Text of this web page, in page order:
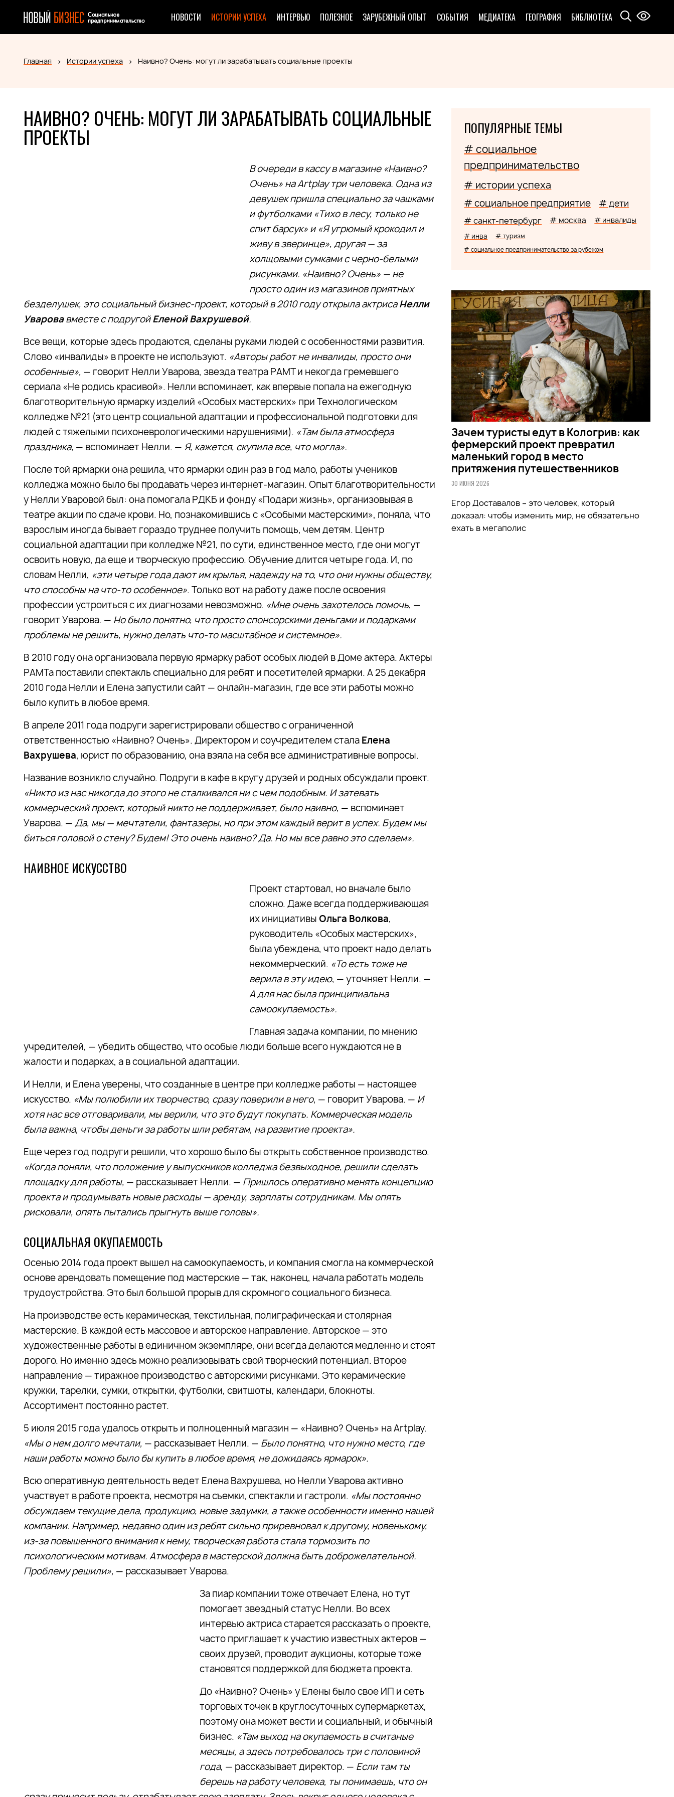
НОВОСТИ ИСТОРИИ УСПЕХА ИНТЕРВЬЮ ПОЛЕЗНОЕ ЗАРУБЕЖНЫЙ ОПЫТ СОБЫТИЯ МЕДИАТЕКА ГЕОГРАФИЯ БИБЛИОТЕКА
Главная Истории успеха Наивно? Очень: могут ли зарабатывать социальные проекты
НАИВНО? ОЧЕНЬ: МОГУТ ЛИ ЗАРАБАТЫВАТЬ СОЦИАЛЬНЫЕ
ПРОЕКТЫ
В очереди в кассу в магазине «Наивно?
Очень» на Artplay три человека. Одна из
девушек пришла специально за чашками
и футболками «Тихо в лесу, только не
спит барсук» и «Я угрюмый крокодил и
живу в зверинце», другая — за
холщовыми сумками с черно-белыми
рисунками. «Наивно? Очень» — не
просто один из магазинов приятных
безделушек, это социальный бизнес-проект, который в 2010 году открыла актрисаНелли
Уваровавместе с подругойЕленой Вахрушевой.
Все вещи, которые здесь продаются, сделаны руками людей с особенностями развития.
Слово «инвалиды» в проекте не используют. «Авторы работ не инвалиды, просто они
особенные», — говорит Нелли Уварова, звезда театра РАМТ и некогда гремевшего
сериала «Не родись красивой». Нелли вспоминает, как впервые попала на ежегодную
благотворительную ярмарку изделий «Особых мастерских» при Технологическом
колледже №21 (это центр социальной адаптации и профессиональной подготовки для
людей с тяжелыми психоневрологическими нарушениями). «Там была атмосфера
праздника, — вспоминает Нелли. — Я, кажется, скупила все, что могла».
После той ярмарки она решила, что ярмарки один раз в год мало, работы учеников
колледжа можно было бы продавать через интернет-магазин. Опыт благотворительности
у Нелли Уваровой был: она помогала РДКБ и фонду «Подари жизнь», организовывая в
театре акции по сдаче крови. Но, познакомившись с «Особыми мастерскими», поняла, что
взрослым иногда бывает гораздо труднее получить помощь, чем детям. Центр
социальной адаптации при колледже №21, по сути, единственное место, где они могут
освоить новую, да еще и творческую профессию. Обучение длится четыре года. И, по
словам Нелли, «эти четыре года дают им крылья, надежду на то, что они нужны обществу,
что способны на что-то особенное». Только вот на работу даже после освоения
профессии устроиться с их диагнозами невозможно. «Мне очень захотелось помочь, —
говорит Уварова. — Но было понятно, что просто спонсорскими деньгами и подарками
проблемы не решить, нужно делать что-то масштабное и системное».
В 2010 году она организовала первую ярмарку работ особых людей в Доме актера. Актеры
РАМТа поставили спектакль специально для ребят и посетителей ярмарки. А 25 декабря
2010 года Нелли и Елена запустили сайт — онлайн-магазин, где все эти работы можно
было купить в любое время.
В апреле 2011 года подруги зарегистрировали общество с ограниченной
ответственностью «Наивно? Очень». Директором и соучредителем стала Елена
Вахрушева, юрист по образованию, она взяла на себя все административные вопросы.
Название возникло случайно. Подруги в кафе в кругу друзей и родных обсуждали проект.
«Никто из нас никогда до этого не сталкивался ни с чем подобным. И затевать
коммерческий проект, который никто не поддерживает, было наивно, — вспоминает
Уварова. — Да, мы — мечтатели, фантазеры, но при этом каждый верит в успех. Будем мы
биться головой о стену? Будем! Это очень наивно? Да. Но мы все равно это сделаем».
НАИВНОЕ ИСКУССТВО
Проект стартовал, но вначале было
сложно. Даже всегда поддерживающая
их инициативы Ольга Волкова,
руководитель «Особых мастерских»,
была убеждена, что проект надо делать
некоммерческий. «То есть тоже не
верила в эту идею, — уточняет Нелли. —
А для нас была принципиальна
самоокупаемость».
Главная задача компании, по мнению
учредителей, — убедить общество, что особые люди больше всего нуждаются не в
жалости и подарках, а в социальной адаптации.
И Нелли, и Елена уверены, что созданные в центре при колледже работы — настоящее
искусство. «Мы полюбили их творчество, сразу поверили в него, — говорит Уварова. — И
хотя нас все отговаривали, мы верили, что это будут покупать. Коммерческая модель
была важна, чтобы деньги за работы шли ребятам, на развитие проекта».
Еще через год подруги решили, что хорошо было бы открыть собственное производство.
«Когда поняли, что положение у выпускников колледжа безвыходное, решили сделать
площадку для работы, — рассказывает Нелли. — Пришлось оперативно менять концепцию
проекта и продумывать новые расходы — аренду, зарплаты сотрудникам. Мы опять
рисковали, опять пытались прыгнуть выше головы».
СОЦИАЛЬНАЯ ОКУПАЕМОСТЬ
Осенью 2014 года проект вышел на самоокупаемость, и компания смогла на коммерческой
основе арендовать помещение под мастерские — так, наконец, начала работать модель
трудоустройства. Это был большой прорыв для скромного социального бизнеса.
На производстве есть керамическая, текстильная, полиграфическая и столярная
мастерские. В каждой есть массовое и авторское направление. Авторское — это
художественные работы в единичном экземпляре, они всегда делаются медленно и стоят
дорого. Но именно здесь можно реализовывать свой творческий потенциал. Второе
направление — тиражное производство с авторскими рисунками. Это керамические
кружки, тарелки, сумки, открытки, футболки, свитшоты, календари, блокноты.
Ассортимент постоянно растет.
5 июля 2015 года удалось открыть и полноценный магазин — «Наивно? Очень» на Artplay.
«Мы о нем долго мечтали, — рассказывает Нелли. — Было понятно, что нужно место, где
наши работы можно было бы купить в любое время, не дожидаясь ярмарок».
Всю оперативную деятельность ведет Елена Вахрушева, но Нелли Уварова активно
участвует в работе проекта, несмотря на съемки, спектакли и гастроли. «Мы постоянно
обсуждаем текущие дела, продукцию, новые задумки, а также особенности именно нашей
компании. Например, недавно один из ребят сильно приревновал к другому, новенькому,
из-за повышенного внимания к нему, творческая работа стала тормозить по
психологическим мотивам. Атмосфера в мастерской должна быть доброжелательной.
Проблему решили», — рассказывает Уварова.
За пиар компании тоже отвечает Елена, но тут
помогает звездный статус Нелли. Во всех
интервью актриса старается рассказать о проекте,
часто приглашает к участию известных актеров —
своих друзей, проводит аукционы, которые тоже
становятся поддержкой для бюджета проекта.
До «Наивно? Очень» у Елены было свое ИП и сеть
торговых точек в круглосуточных супермаркетах,
поэтому она может вести и социальный, и обычный
бизнес. «Там выход на окупаемость в считаные
месяцы, а здесь потребовалось три с половиной
года, — рассказывает директор. — Если там ты
берешь на работу человека, ты понимаешь, что он
ПОПУЛЯРНЫЕ ТЕМЫ
# социальное
предпринимательство
# истории успеха
# социальное предприятие # дети
# санкт-петербург # москва # инвалиды
# инва # туризм
# социальное предпринимательство за рубежом
Зачем туристы едут в Кологрив: как
фермерский проект превратил
маленький город в место
притяжения путешественников
30 ИЮНЯ 2026
Егор Доставалов – это человек, который
доказал: чтобы изменить мир, не обязательно
ехать в мегаполис